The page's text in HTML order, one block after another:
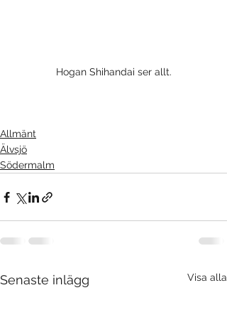
Hogan Shihandai ser allt.
Allmänt
Älvsjö
Södermalm
Senaste inlägg Visa alla